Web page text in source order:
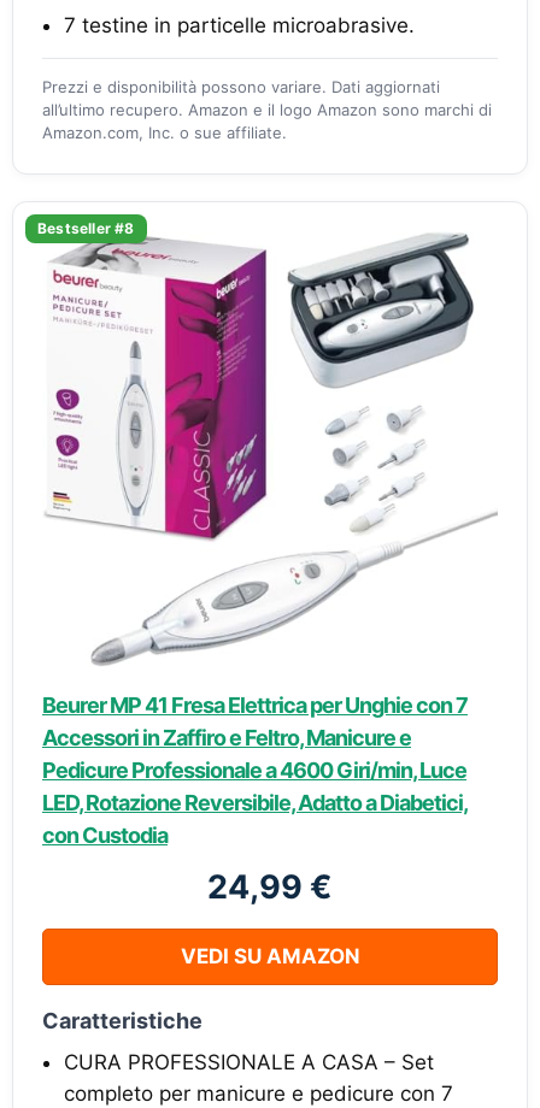
7 testine in particelle microabrasive.
Prezzi e disponibilità possono variare. Dati aggiornati
all’ultimo recupero. Amazon e il logo Amazon sono marchi di
Amazon.com, Inc. o sue affiliate.
Bestseller #8
Beurer MP 41 Fresa Elettrica per Unghie con 7
Accessori in Zaffiro e Feltro, Manicure e
Pedicure Professionale a 4600 Giri/min, Luce
LED, Rotazione Reversibile, Adatto a Diabetici,
con Custodia
24,99 €
VEDI SU AMAZON
Caratteristiche
CURA PROFESSIONALE A CASA – Set
completo per manicure e pedicure con 7